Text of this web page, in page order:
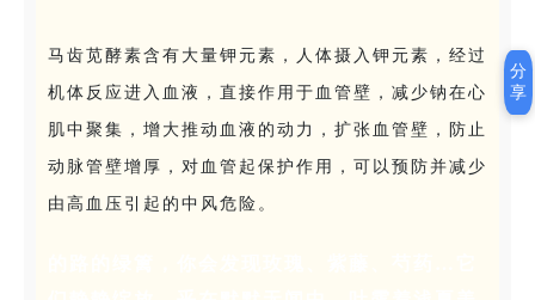
马齿苋酵素含有大量钾元素，人体摄入钾元素，经过
机体反应进入血液，直接作用于血管壁，减少钠在心
肌中聚集，增大推动血液的动力，扩张血管壁，防止
动脉管壁增厚，对血管起保护作用，可以预防并减少
由高血压引起的中风危险。
分
享